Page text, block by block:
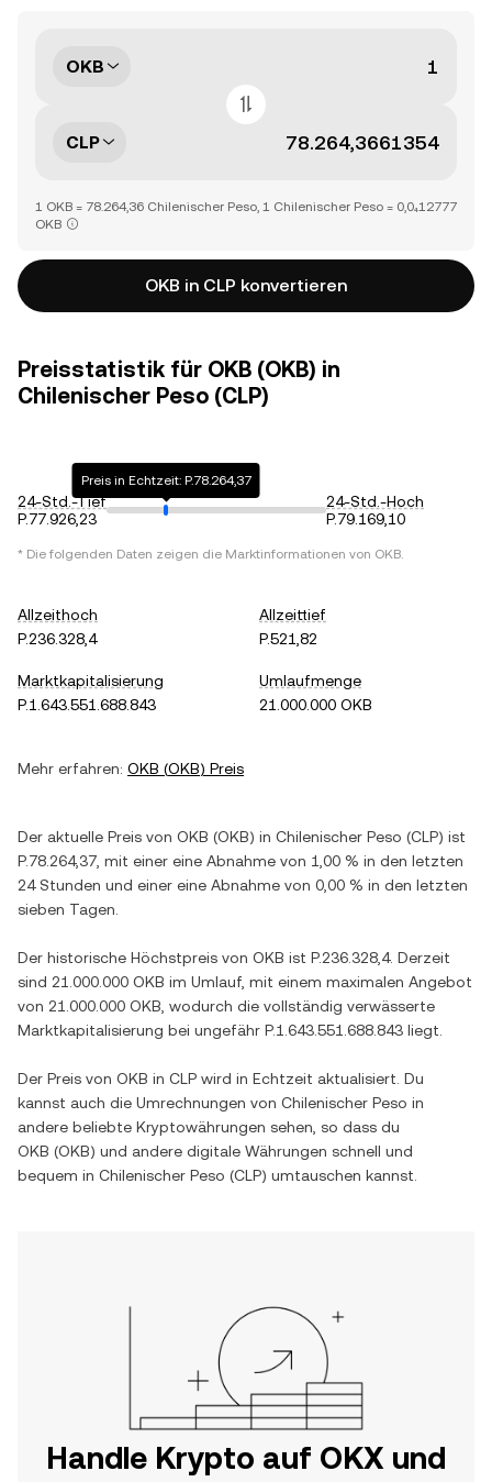
OKB
CLP
1 OKB = 78.264,36 Chilenischer Peso, 1 Chilenischer Peso = 0,0₄12777
OKB
OKB in CLP konvertieren
Preisstatistik für OKB (OKB) in
Chilenischer Peso (CLP)
24-Std.-Tief
P.77.926,23
Preis in Echtzeit: P.78.264,37
24-Std.-Hoch
P.79.169,10
* Die folgenden Daten zeigen die Marktinformationen von OKB.
Allzeithoch
P.236.328,4
Allzeittief
P.521,82
Marktkapitalisierung
P.1.643.551.688.843
Umlaufmenge
21.000.000 OKB
Mehr erfahren: OKB (OKB) Preis
Der aktuelle Preis von OKB (OKB) in Chilenischer Peso (CLP) ist
P.78.264,37 , mit einer eine Abnahme von 1,00 % in den letzten
24 Stunden und einer eine Abnahme von 0,00 % in den letzten
sieben Tagen.
Der historische Höchstpreis von OKB ist P.236.328,4. Derzeit
sind 21.000.000 OKB im Umlauf, mit einem maximalen Angebot
von 21.000.000 OKB , wodurch die vollständig verwässerte
Marktkapitalisierung bei ungefähr P.1.643.551.688.843 liegt.
Der Preis von OKB in CLP wird in Echtzeit aktualisiert. Du
kannst auch die Umrechnungen von Chilenischer Peso in
andere beliebte Kryptowährungen sehen, so dass du
OKB (OKB) und andere digitale Währungen schnell und
bequem in Chilenischer Peso (CLP) umtauschen kannst.
Handle Krypto auf OKX und